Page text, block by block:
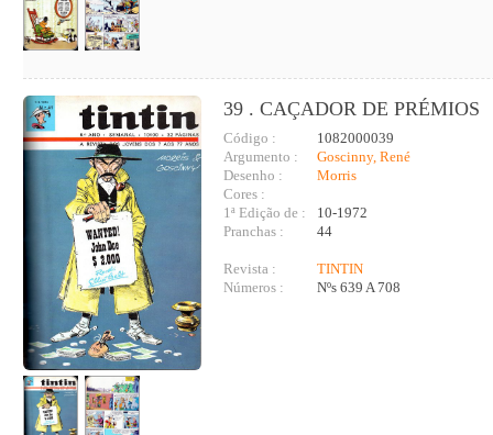
39 . CAÇADOR DE PRÉMIOS
Código :
1082000039
Argumento :
Goscinny, René
Desenho :
Morris
Cores :
1ª Edição de :
10-1972
Pranchas :
44
Revista :
TINTIN
Números :
Nºs 639 A 708